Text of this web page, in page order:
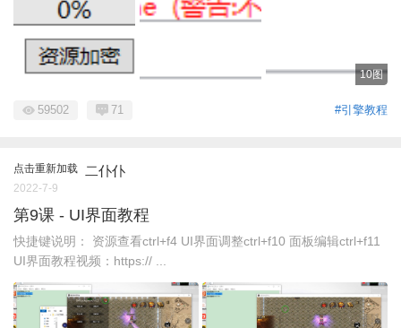
10图
#引擎教程
59502 71
点击重新加载 二仆仆
2022-7-9
第9课 - UI界面教程
快捷键说明： 资源查看ctrl+f4 UI界面调整ctrl+f10 面板编辑ctrl+f11
UI界面教程视频：https:// ...